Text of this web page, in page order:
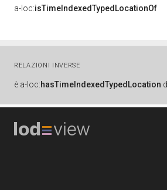
a-loc:isTimeIndexedTypedLocationOf
RELAZIONI INVERSE
è a-loc:hasTimeIndexedTypedLocation